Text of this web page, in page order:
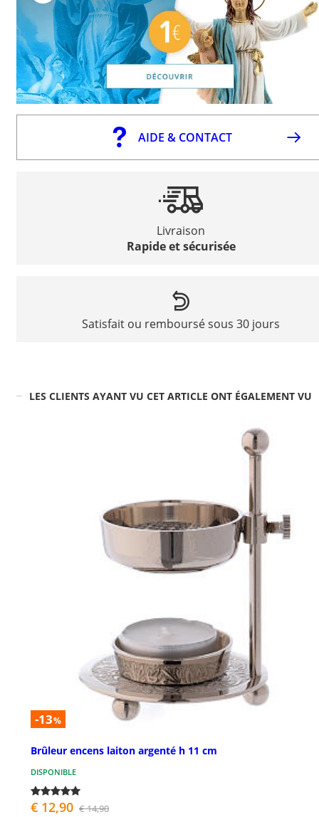
AIDE & CONTACT
Livraison
Rapide et sécurisée
Satisfait ou remboursé sous 30 jours
LES CLIENTS AYANT VU CET ARTICLE ONT ÉGALEMENT VU
-13%
Brûleur encens laiton argenté h 11 cm
DISPONIBLE
€ 12,90 € 14,90